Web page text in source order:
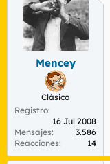
Mencey
Clásico
Registro
16 Jul 2008
Mensajes
3.586
Reacciones
14